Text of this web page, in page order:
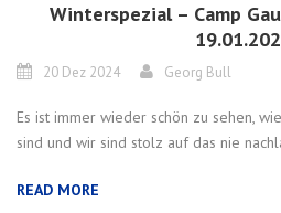
Winterspezial – Camp
20 Dez 2024 Georg Bull
Es ist immer wieder schön zu sehen,
sind und wir sind stolz auf das nie
READ MORE